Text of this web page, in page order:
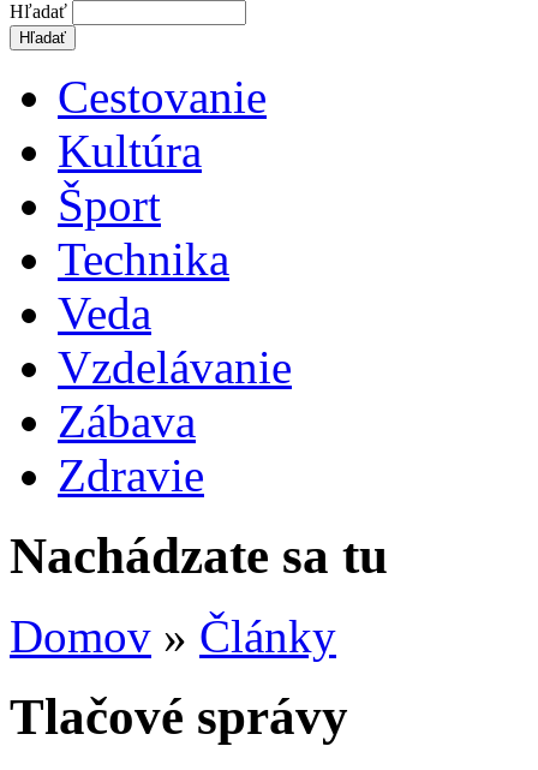
Hľadať
Cestovanie
Kultúra
Šport
Technika
Veda
Vzdelávanie
Zábava
Zdravie
Nachádzate sa tu
Domov » Články
Tlačové správy